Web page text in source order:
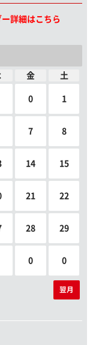
詳細はこちら
金 土
0 1
7 8
14 15
21 22
28 29
0 0
翌月